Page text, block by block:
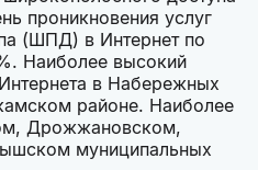
проникновения услуг
(ШПД) в Интернет по
Наиболее высокий
в Набережных
районе. Наиболее
Дрожжановском,
муниципальных